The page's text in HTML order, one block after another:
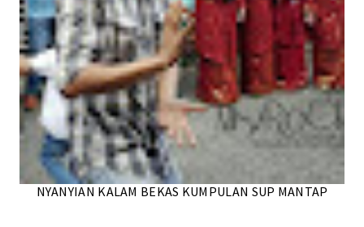
NYANYIAN KALAM BEKAS KUMPULAN SUP MANTAP